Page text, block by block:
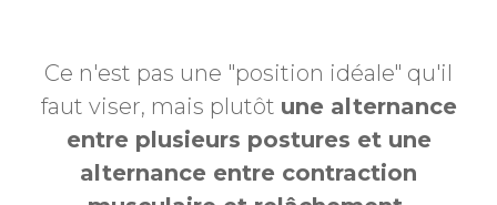
Ce n'est pas une "position idéale" qu'il
faut viser, mais plutôt une alternance
entre plusieurs postures et une
alternance entre contraction